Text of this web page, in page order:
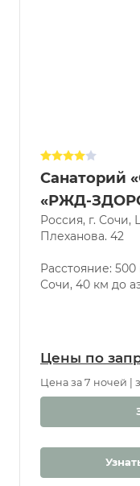
Санаторий
«РЖД-
Россия, г. Сочи,
Расстояние:
Цены по
Цена за 7 ночей |